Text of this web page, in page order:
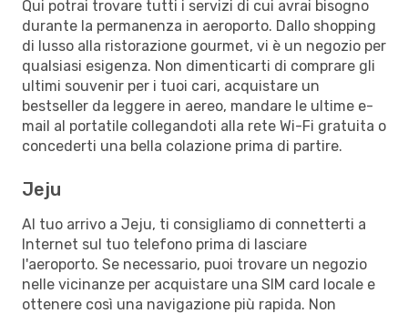
Qui potrai trovare tutti i servizi di cui avrai bisogno
durante la permanenza in aeroporto. Dallo shopping
di lusso alla ristorazione gourmet, vi è un negozio per
qualsiasi esigenza. Non dimenticarti di comprare gli
ultimi souvenir per i tuoi cari, acquistare un
bestseller da leggere in aereo, mandare le ultime e-
mail al portatile collegandoti alla rete Wi-Fi gratuita o
concederti una bella colazione prima di partire.
Jeju
Al tuo arrivo a Jeju, ti consigliamo di connetterti a
Internet sul tuo telefono prima di lasciare
l'aeroporto. Se necessario, puoi trovare un negozio
nelle vicinanze per acquistare una SIM card locale e
ottenere così una navigazione più rapida. Non